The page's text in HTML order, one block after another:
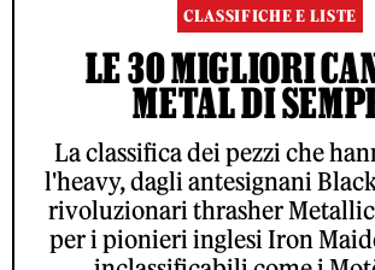
CLASSIFICHE E LISTE
LE 30 MIGLIORI
METAL DI
La classifica dei pezzi che
l'heavy, dagli antesignani
rivoluzionari thrasher
per i pionieri inglesi Iron